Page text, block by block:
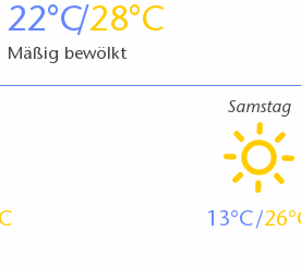
22 28
Mäßig bewölkt
Samstag
13 26